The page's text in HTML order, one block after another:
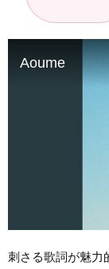
Aoume
刺さる歌詞が魅力